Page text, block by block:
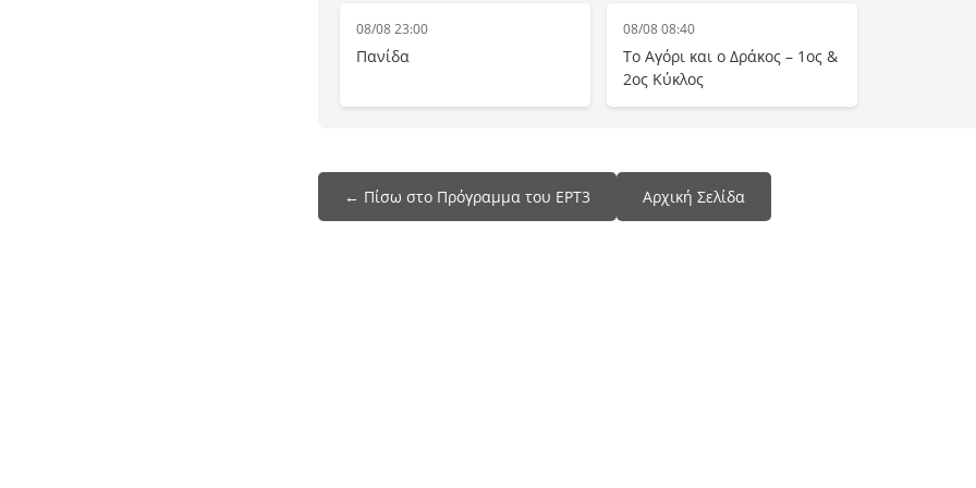
08/08 23:00
Πανίδα
08/08 08:40
Το Αγόρι και ο Δράκος – 1ος &
2ος Κύκλος
← Πίσω στο Πρόγραμμα του ΕΡΤ3 Αρχική Σελίδα